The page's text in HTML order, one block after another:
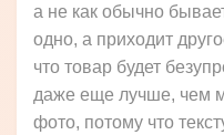
а не как обычно
одно, а приходит
что товар будет
даже еще лучше, чем
фото, потому что